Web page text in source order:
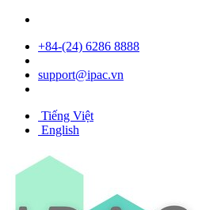
+84- (24) 6286 8888
support@ipac.vn
Tiếng Việt
English